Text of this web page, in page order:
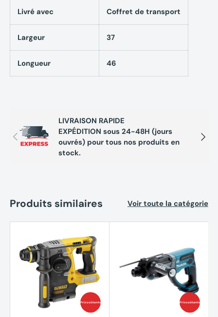
Livré avec Coffret de transport
Largeur 37
Longueur 46
Précédent
LIVRAISON RAPIDE
EXPÉDITION sous 24-48H (jours
ouvrés) pour tous nos produits en
stock.
Produits similaires Voir toute la catégorie
Prix coûtants Prix coûtants